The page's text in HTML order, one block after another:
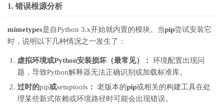
1. 错误根源分析
mimetypes是自Python 3.x开始就内置的模块。当pip尝试安装它
时，说明以下几种情况之一发生了：
虚拟环境或Python安装损坏（最常见）：
环境配置出现问
题，导致Python解释器无法正确识别或加载标准库。
过时的pip或setuptools ： 老版本的pip或相关的构建工具在处
理某些新式依赖或环境路径时可能会出现错误。